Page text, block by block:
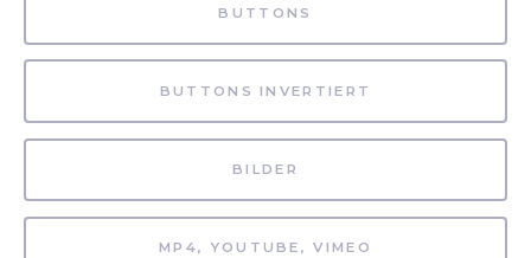
BUTTONS
BUTTONS INVERTIERT
BILDER
MP4, YOUTUBE, VIMEO